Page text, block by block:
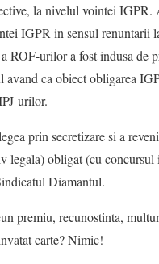
la nivelul vointei IGPR.
IGPR in sensul renuntarii
ROF-urilor a fost indusa de
ca obiect obligarea
urilor.
prin secretizare si a
legala) obligat (cu concursul
Diamantul.
premiu, recunostinta,
carte? Nimic!